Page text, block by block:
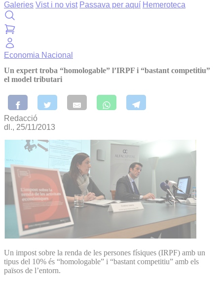
Galeries Vist i no vist Passava per aquí Hemeroteca
Economia Nacional
Un expert troba “homologable” l’IRPF i “bastant competitiu”
el model tributari
Redacció
dl., 25/11/2013
Un impost sobre la renda de les persones físiques (IRPF) amb un
tipus del 10% és “homologable” i “bastant competitiu” amb els
països de l’entorn.